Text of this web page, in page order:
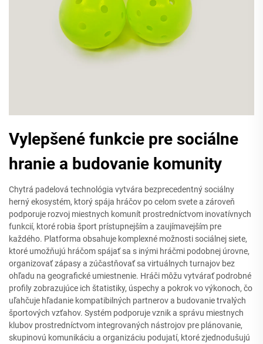
Vylepšené funkcie pre sociálne
hranie a budovanie komunity
Chytrá padelová technológia vytvára bezprecedentný sociálny
herný ekosystém, ktorý spája hráčov po celom svete a zároveň
podporuje rozvoj miestnych komunít prostredníctvom inovatívnych
funkcií, ktoré robia šport prístupnejším a zaujímavejším pre
každého. Platforma obsahuje komplexné možnosti sociálnej siete,
ktoré umožňujú hráčom spájať sa s inými hráčmi podobnej úrovne,
organizovať zápasy a zúčastňovať sa virtuálnych turnajov bez
ohľadu na geografické umiestnenie. Hráči môžu vytvárať podrobné
profily zobrazujúce ich štatistiky, úspechy a pokrok vo výkonoch, čo
uľahčuje hľadanie kompatibilných partnerov a budovanie trvalých
športových vzťahov. Systém podporuje vznik a správu miestnych
klubov prostredníctvom integrovaných nástrojov pre plánovanie,
skupinovú komunikáciu a organizáciu podujatí, ktoré zjednodušujú